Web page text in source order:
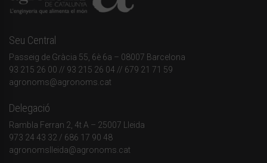
Seu Central
Passeig de Gràcia 55, 6è 6a – 08007 Barcelona
93 215 26 00 // 93 215 26 04 // 679 21 71 59
agronoms@agronoms.cat
Delegació
Rambla Ferran 2, 4t A – 25007 Lleida
973 24 43 32 / 686 17 90 48
agronomslleida@agronoms.cat